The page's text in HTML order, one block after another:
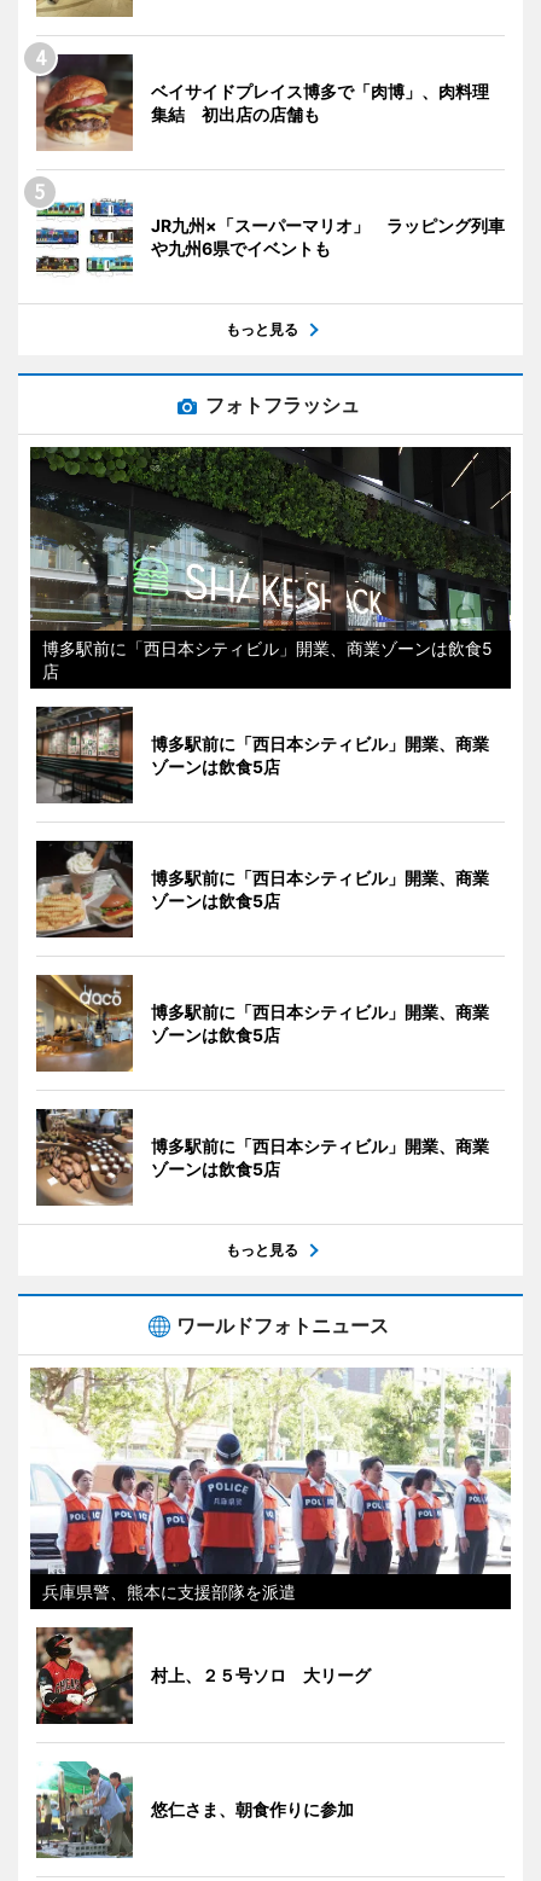
ベイサイドプレイス博多で「肉博」、肉料理
集結 初出店の店舗も
JR九州×「スーパーマリオ」 ラッピング列車
や九州6県でイベントも
もっと見る
フォトフラッシュ
博多駅前に「西日本シティビル」開業、商業ゾーンは飲食5
店
博多駅前に「西日本シティビル」開業、商業
ゾーンは飲食5店
博多駅前に「西日本シティビル」開業、商業
ゾーンは飲食5店
博多駅前に「西日本シティビル」開業、商業
ゾーンは飲食5店
博多駅前に「西日本シティビル」開業、商業
ゾーンは飲食5店
もっと見る
ワールドフォトニュース
兵庫県警、熊本に支援部隊を派遣
村上、２５号ソロ 大リーグ
悠仁さま、朝食作りに参加